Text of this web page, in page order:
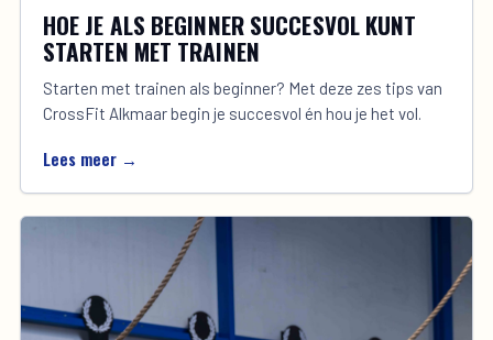
HOE JE ALS BEGINNER SUCCESVOL KUNT
STARTEN MET TRAINEN
Starten met trainen als beginner? Met deze zes tips van
CrossFit Alkmaar begin je succesvol én hou je het vol.
Lees meer →